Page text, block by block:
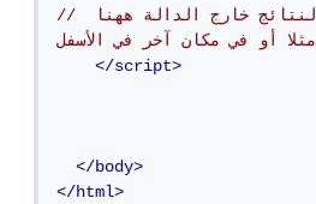
// ولكني أريد طباعة النتائج خارج الدالة ههنا
مثلا أو في مكان آخر في الأسفل
</script>
</body>
</html>